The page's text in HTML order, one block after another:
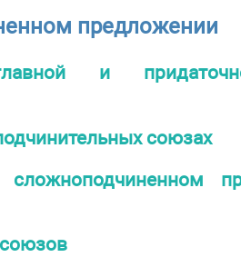
предложении
и
союзах